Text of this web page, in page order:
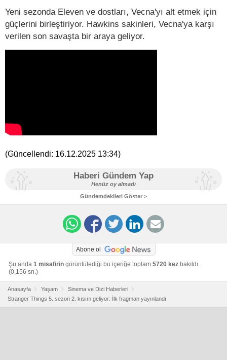
Yeni sezonda Eleven ve dostları, Vecna'yı alt etmek için
güçlerini birleştiriyor. Hawkins sakinleri, Vecna'ya karşı
verilen son savaşta bir araya geliyor.
(Güncellendi: 16.12.2025 13:34)
Haberi Gündem Yap
Henüz oy almadı
Gündemdekileri Göster >
Abone ol
Şu anda 1 misafirin görüntülediği bu içeriğe toplam 5720 kez bakıldı.
(0,156 sn.)
Anasayfa Yaşam
Sinema ve Dizi Haberleri
Stranger Things 5. sezon 2. kısım geliyor: İlk fragman yayınlandı